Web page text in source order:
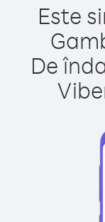
Este
De